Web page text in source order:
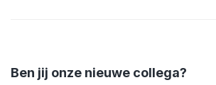
Ben jij onze nieuwe collega?